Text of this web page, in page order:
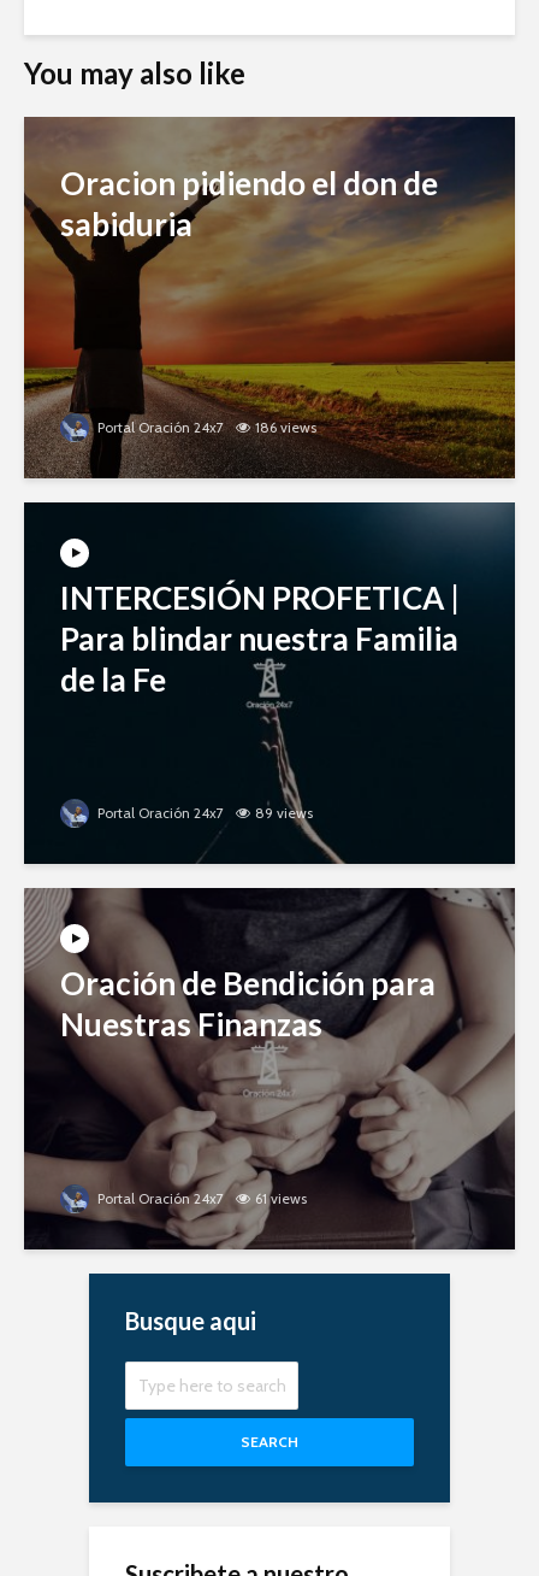
You may also like
Oracion pidiendo el don de
sabiduria
Portal Oración 24x7 186 views
INTERCESIÓN PROFETICA |
Para blindar nuestra Familia
de la Fe
Portal Oración 24x7 89 views
Oración de Bendición para
Nuestras Finanzas
Portal Oración 24x7 61 views
Busque aqui
SEARCH